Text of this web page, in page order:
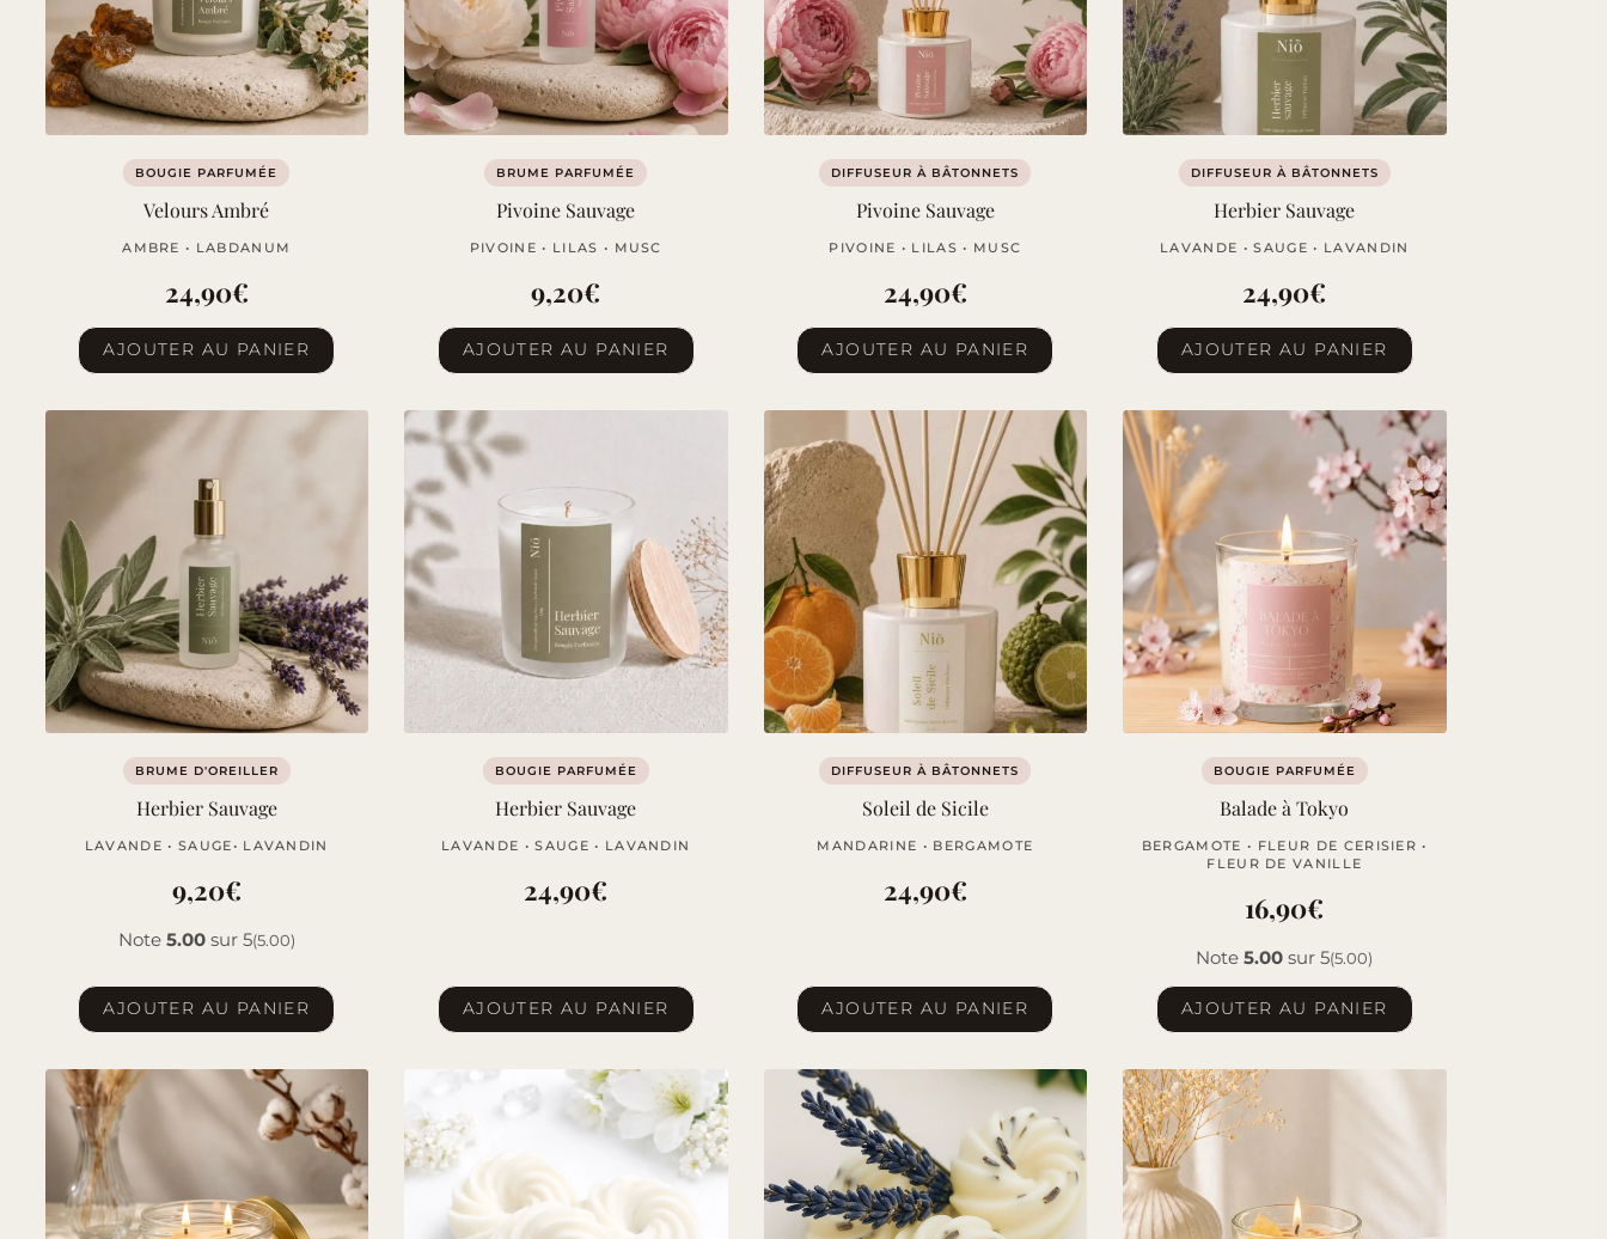
BOUGIE PARFUMÉE
Velours Ambré
AMBRE • LABDANUM
24,90€
AJOUTER AU PANIER
BRUME PARFUMÉE
Pivoine Sauvage
PIVOINE • LILAS • MUSC
9,20€
AJOUTER AU PANIER
DIFFUSEUR À BÂTONNETS
Pivoine Sauvage
PIVOINE • LILAS • MUSC
24,90€
AJOUTER AU PANIER
DIFFUSEUR À BÂTONNETS
Herbier Sauvage
LAVANDE • SAUGE • LAVANDIN
24,90€
AJOUTER AU PANIER
BRUME D'OREILLER
Herbier Sauvage
LAVANDE • SAUGE• LAVANDIN
9,20€
Note 5.00sur 5(5.00)
AJOUTER AU PANIER
BOUGIE PARFUMÉE
Herbier Sauvage
LAVANDE • SAUGE • LAVANDIN
24,90€
AJOUTER AU PANIER
DIFFUSEUR À BÂTONNETS
Soleil de Sicile
MANDARINE • BERGAMOTE
24,90€
AJOUTER AU PANIER
BOUGIE PARFUMÉE
Balade à Tokyo
BERGAMOTE • FLEUR DE CERISIER •
FLEUR DE VANILLE
16,90€
Note5.00 sur 5(5.00)
AJOUTER AU PANIER